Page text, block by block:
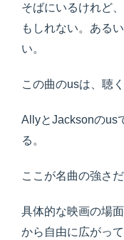
そばにいるけれど
もしれない。ある
い。
この曲のusは、聴
AllyとJacksonのus
る。
ここが名曲の強さだ
具体的な映画の場
から自由に広がって